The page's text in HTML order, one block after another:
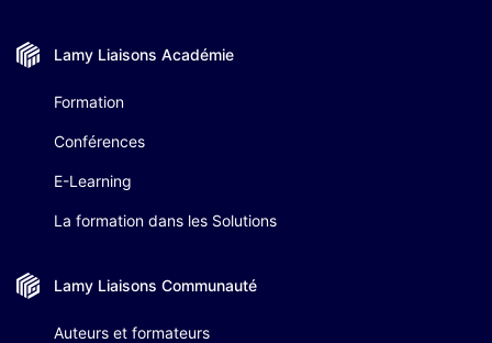
Lamy Liaisons Académie
Formation
Conférences
E-Learning
La formation dans les Solutions
Lamy Liaisons Communauté
Auteurs et formateurs